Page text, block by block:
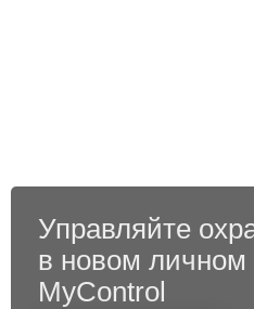
Управляйте
в новом личном
MyControl